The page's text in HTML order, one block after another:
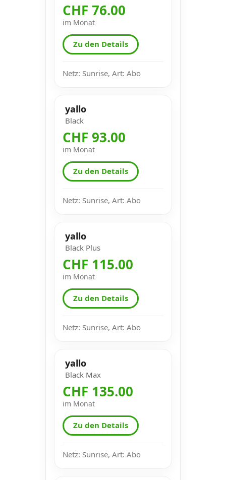
CHF 76.00
im Monat
Zu den Details
Netz: Sunrise, Art: Abo
yallo
Black
CHF 93.00
im Monat
Zu den Details
Netz: Sunrise, Art: Abo
yallo
Black Plus
CHF 115.00
im Monat
Zu den Details
Netz: Sunrise, Art: Abo
yallo
Black Max
CHF 135.00
im Monat
Zu den Details
Netz: Sunrise, Art: Abo